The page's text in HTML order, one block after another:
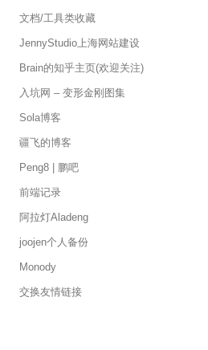
文档/工具类收藏
JennyStudio上海网站建设
Brain的知乎主页(欢迎关注)
入坑网 – 变形金刚图集
Sola博客
疆飞的博客
Peng8 | 鹏吧
前端记录
阿拉灯Aladeng
joojen个人备份
Monody
交换友情链接